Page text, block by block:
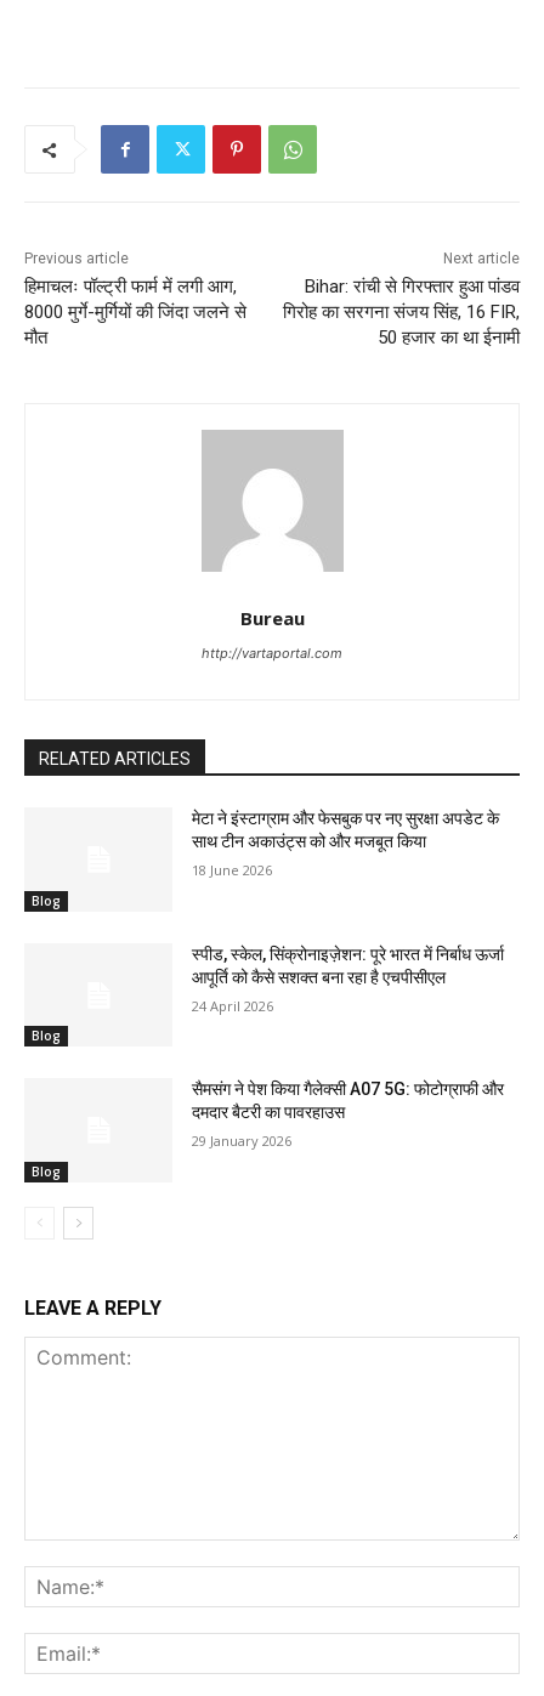
Previous article
हिमाचलः पॉल्ट्री फार्म में लगी आग,
8000 मुर्गे-मुर्गियों की जिंदा जलने से
मौत
Next article
Bihar: रांची से गिरफ्तार हुआ पांडव
गिरोह का सरगना संजय सिंह, 16 FIR,
50 हजार का था ईनामी
Bureau
http://vartaportal.com
RELATED ARTICLES
Blog
मेटा ने इंस्टाग्राम और फेसबुक पर नए सुरक्षा अपडेट के
साथ टीन अकाउंट्स को और मजबूत किया
18 June 2026
Blog
स्पीड, स्केल, सिंक्रोनाइज़ेशन: पूरे भारत में निर्बाध ऊर्जा
आपूर्ति को कैसे सशक्त बना रहा है एचपीसीएल
24 April 2026
Blog
सैमसंग ने पेश किया गैलेक्सी A07 5G: फोटोग्राफी और
दमदार बैटरी का पावरहाउस
29 January 2026
LEAVE A REPLY